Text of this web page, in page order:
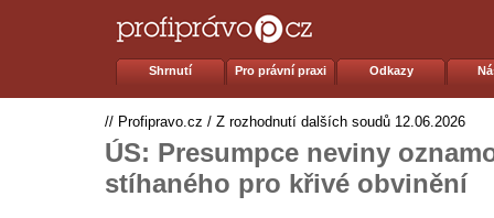
Shrnutí Pro právní praxi Odkazy
// Profipravo.cz / Z rozhodnutí dalších soudů 12.06.2026
ÚS: Presumpce neviny
stíhaného pro křivé obvinění